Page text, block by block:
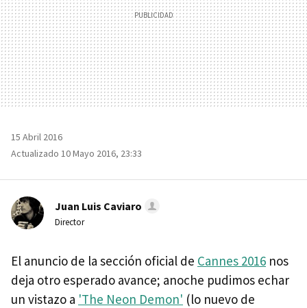
15 Abril 2016
Actualizado 10 Mayo 2016, 23:33
Juan Luis Caviaro
Director
El anuncio de la sección oficial de Cannes 2016 nos
deja otro esperado avance; anoche pudimos echar
un vistazo a 'The Neon Demon' (lo nuevo de